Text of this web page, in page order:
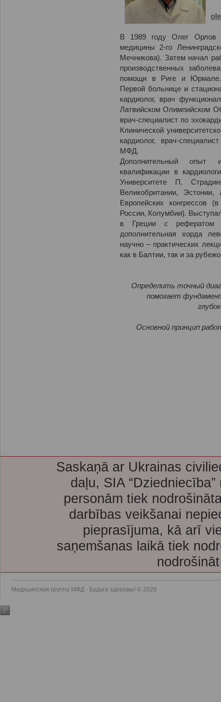
В 1989 году Олег Орлов
медицины 2-го
Мечникова). Затем начал
производственных
помощи в Риге и Юрмале.
Первой больнице и
кардиолог, врач
Латвийском Олимпийском
врач-специалист по
Клинической
кардиолог, врач-
МФД.
Дополнительный опыт
квалификации в
Университете П.
Великобритании,
Европейских конгрессов
России, Колумбии).
в Греции с рефератом
дополнительная хорда
научно – практических
как в Балтии, так и за
Определить точный
помогает
Основной принцип
Saskaņā ar Ukrainas
daļu, SIA
personām tiek
darbības veikšanai
pieprasījuma, kā arī
saņemšanas laikā tiek
Медицинская группа МФД - Будьте здоровы! © 2026